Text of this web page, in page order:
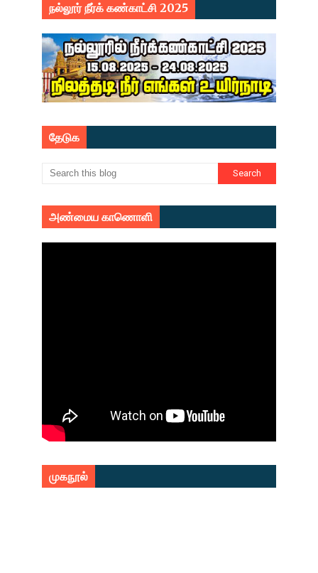
நல்லூர் நீர்க் கண்காட்சி 2025
தேடுக
அண்மைய காணொளி
முகநூல்